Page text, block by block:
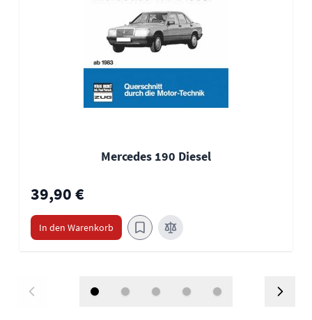
Mercedes 190 Diesel
39,90 €
In den Warenkorb